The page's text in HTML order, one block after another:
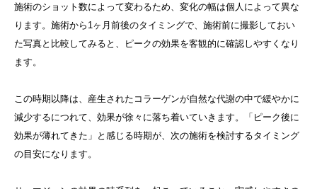
施術のショット数によって変わるため、変化の幅は個人によって異な
ります。施術から1ヶ月前後のタイミングで、施術前に撮影しておい
た写真と比較してみると、ピークの効果を客観的に確認しやすくなり
ます。
この時期以降は、産生されたコラーゲンが自然な代謝の中で緩やかに
減少するにつれて、効果が徐々に落ち着いていきます。「ピーク後に
効果が薄れてきた」と感じる時期が、次の施術を検討するタイミング
の目安になります。